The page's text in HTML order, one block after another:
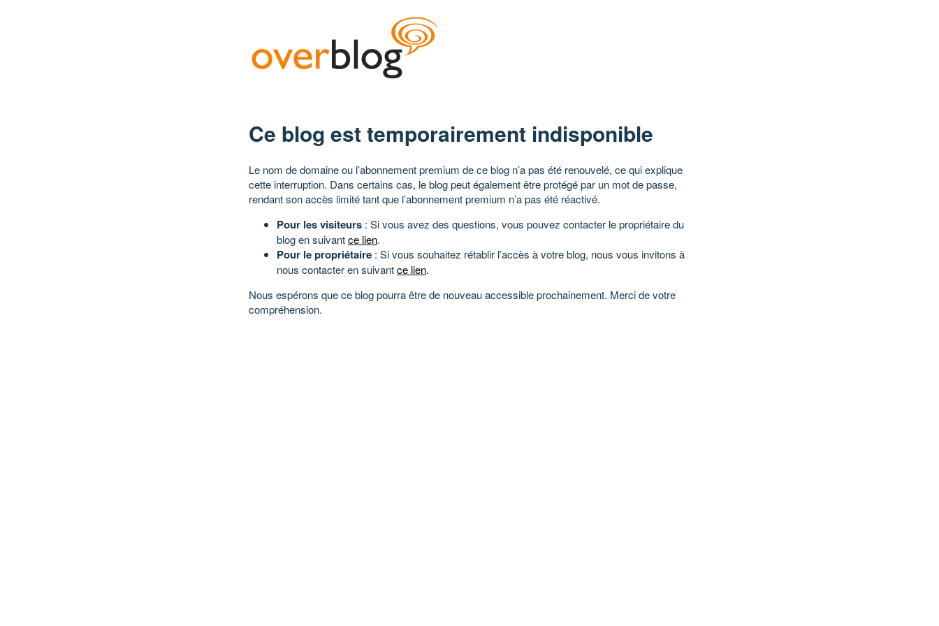
Ce blog est temporairement indisponible
Le nom de domaine ou l’abonnement premium de ce blog n’a pas été renouvelé, ce qui explique
cette interruption. Dans certains cas, le blog peut également être protégé par un mot de passe,
rendant son accès limité tant que l’abonnement premium n’a pas été réactivé.
Pour les visiteurs : Si vous avez des questions, vous pouvez contacter le propriétaire du
blog en suivantce lien.
Pour le propriétaire : Si vous souhaitez rétablir l’accès à votre blog, nous vous invitons à
nous contacter en suivantce lien.
Nous espérons que ce blog pourra être de nouveau accessible prochainement. Merci de votre
compréhension.